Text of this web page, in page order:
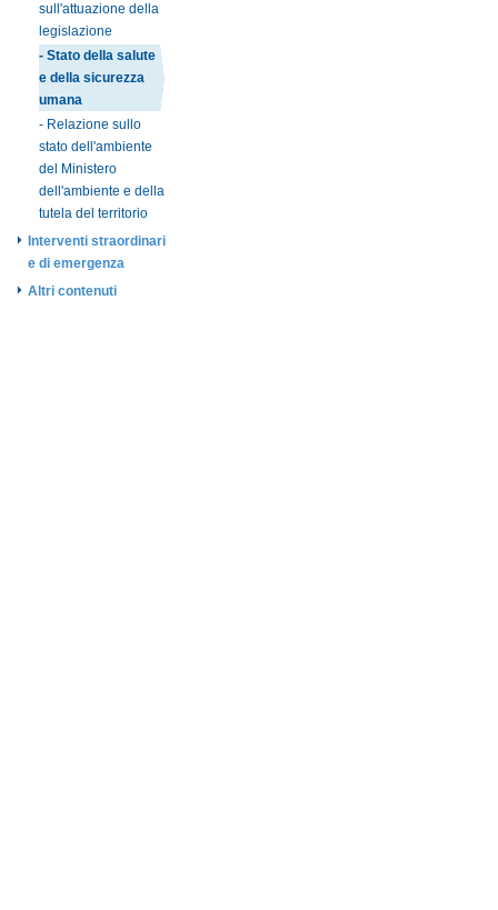
sull'attuazione della
legislazione
- Stato della salute
e della sicurezza
umana
- Relazione sullo
stato dell'ambiente
del Ministero
dell'ambiente e della
tutela del territorio
Interventi straordinari
e di emergenza
Altri contenuti